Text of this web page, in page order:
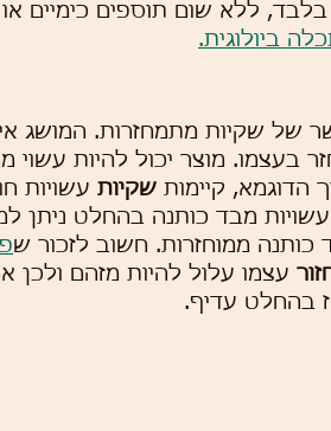
בלבד, ללא שום תוספים כימיים או
ביולוגית.
שקיות מתמחזרות. המושג אינו
בעצמו. מוצר יכול להיות עשוי
הדוגמא, קיימות שקיות עשויות
מבד כותנה בהחלט ניתן
כותנה ממוחזרות. חשוב לזכור ש
עצמו עלול להיות מזהם ולכן
בהחלט עדיף.